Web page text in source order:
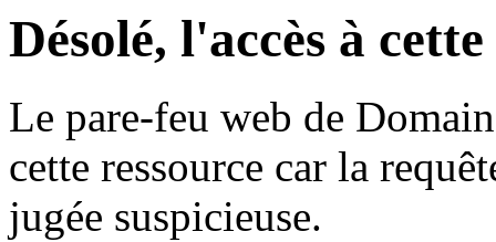
Désolé, l'accès à
Le pare-feu web de
cette ressource car la
jugée suspicieuse.